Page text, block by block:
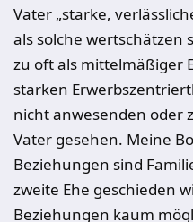
Vater „starke,
als solche wertschätzen
zu oft als mittelmäßiger
starken
nicht anwesenden oder
Vater gesehen. Meine
Beziehungen sind
zweite Ehe geschieden
Beziehungen kaum